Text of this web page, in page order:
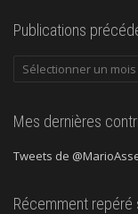
Publications
Publications
Mes dernières
Tweets de
Récemment repéré